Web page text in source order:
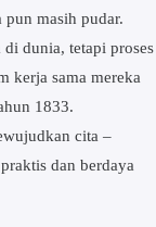
masih pudar.
dunia, tetapi proses
kerja sama mereka
1833.
cita –
dan berdaya